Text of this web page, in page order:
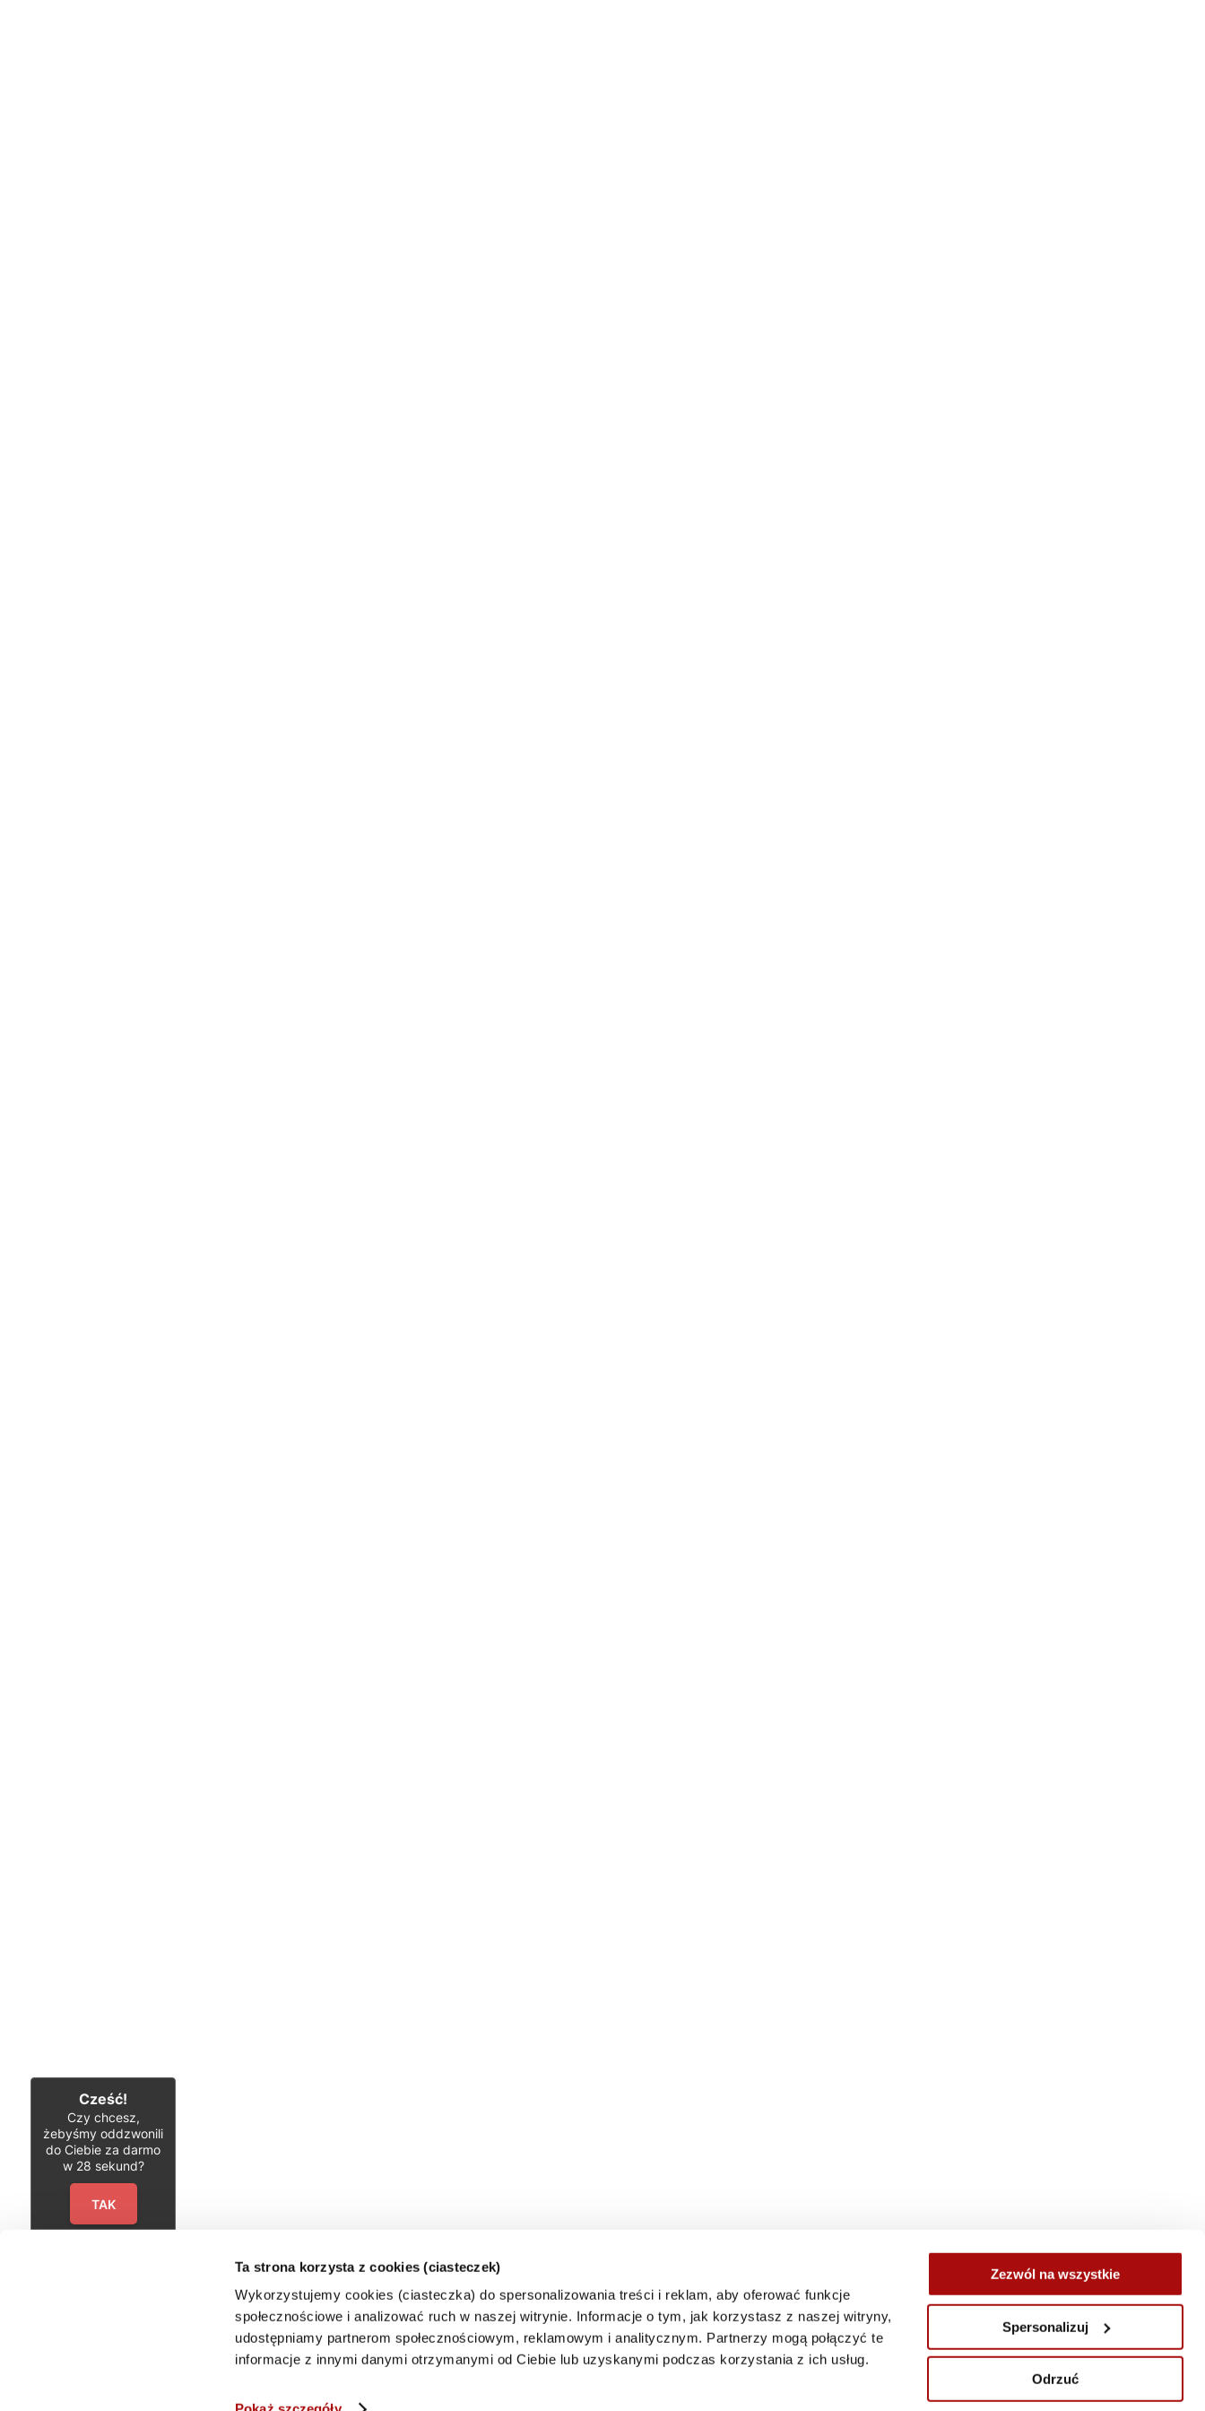
Ta strona korzysta z cookies (ciasteczek)
Wykorzystujemy cookies (ciasteczka) do spersonalizowania treści i reklam, aby oferować funkcje
społecznościowe i analizować ruch w naszej witrynie. Informacje o tym, jak korzystasz z naszej witryny,
udostępniamy partnerom społecznościowym, reklamowym i analitycznym. Partnerzy mogą połączyć te
informacje z innymi danymi otrzymanymi od Ciebie lub uzyskanymi podczas korzystania z ich usług.
Zezwól na wszystkie
Spersonalizuj
Odrzuć
Kolejne wpisy »
Cześć!
Czy chcesz,
żebyśmy oddzwonili
do Ciebie za darmo
w 28 sekund?
TAK